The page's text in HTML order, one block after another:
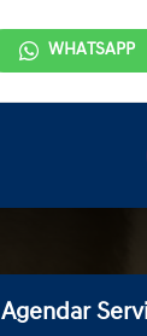
WHATSAPP
Agendar